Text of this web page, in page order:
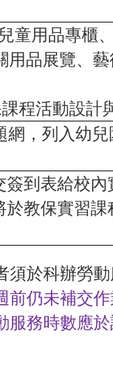
童用品專櫃
用品展覽、
程活動設計
網，列入幼
到表給校內
教保實習課
須於科辦勞
前仍未補交
服務時數應